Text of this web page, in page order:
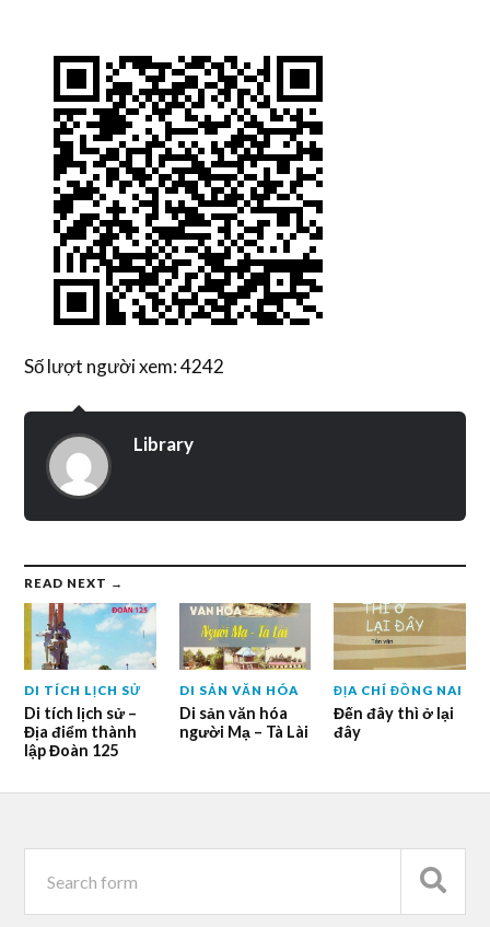
Số lượt người xem: 4242
Library
READ NEXT →
DI TÍCH LỊCH SỬ
Di tích lịch sử –
Địa điểm thành
lập Đoàn 125
DI SẢN VĂN HÓA
Di sản văn hóa
người Mạ – Tà Lài
ĐỊA CHÍ ĐỒNG NAI
Đến đây thì ở lại
đây